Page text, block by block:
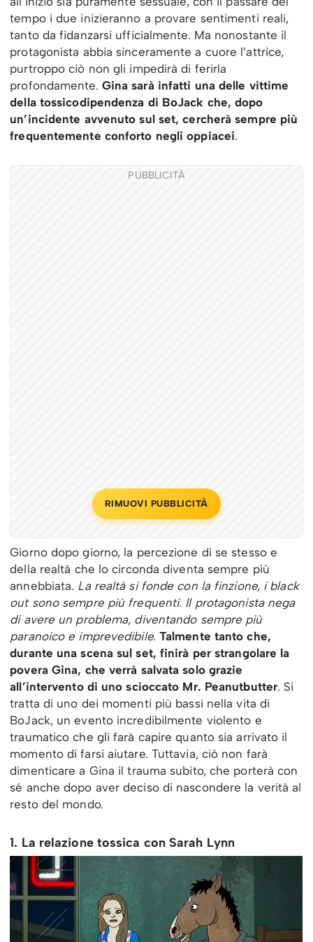
tempo i due inizieranno a provare sentimenti reali,
tanto da fidanzarsi ufficialmente. Ma nonostante il
protagonista abbia sinceramente a cuore l’attrice,
purtroppo ciò non gli impedirà di ferirla
profondamente. Gina sarà infatti una delle vittime
della tossicodipendenza di BoJack che, dopo
un’incidente avvenuto sul set, cercherà sempre più
frequentemente conforto negli oppiacei.
PUBBLICITÀ
RIMUOVI PUBBLICITÀ
Giorno dopo giorno, la percezione di se stesso e
della realtà che lo circonda diventa sempre più
annebbiata. La realtà si fonde con la finzione, i black
out sono sempre più frequenti. Il protagonista nega
di avere un problema, diventando sempre più
paranoico e imprevedibile. Talmente tanto che,
durante una scena sul set, finirà per strangolare la
povera Gina, che verrà salvata solo grazie
all’intervento di uno scioccato Mr. Peanutbutter. Si
tratta di uno dei momenti più bassi nella vita di
BoJack, un evento incredibilmente violento e
traumatico che gli farà capire quanto sia arrivato il
momento di farsi aiutare. Tuttavia, ciò non farà
dimenticare a Gina il trauma subito, che porterà con
sé anche dopo aver deciso di nascondere la verità al
resto del mondo.
1. La relazione tossica con Sarah Lynn